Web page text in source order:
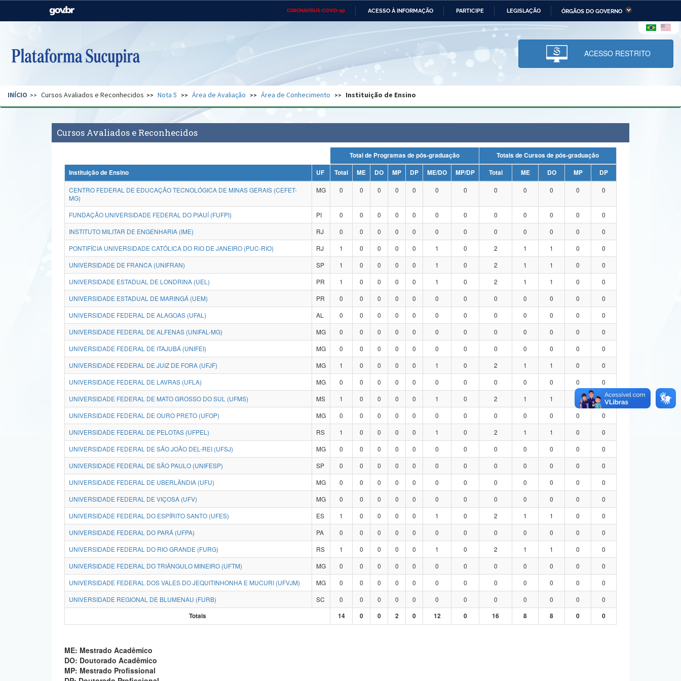
CORONAVÍRUS (COVID-19) ACESSO À INFORMAÇÃO PARTICIPE LEGISLAÇÃO ÓRGÃOS DO GOVERNO
Casa Civil Ministério das Relações Ministério da Economia Ministério da Infraestrutura
Pecuária e Abastecimento
Ministério da Ciência,
Tecnologia, Inovações e
Comunicações
Ministério do Desenvolvimento
Regional e dos Direitos Humanos
Secretaria de Governo Gabinete de Segurança Advocacia-Geral da União Banco Central do Brasil Planalto
ACESSO RESTRITO
INÍCIO Cursos Avaliados e Reconhecidos Nota 5 Área de Avaliação Área de Conhecimento Instituição de Ensino
Cursos Avaliados e Reconhecidos
Total de Programas de pós-graduação
Totais de Cursos de pós-graduação
Instituição de Ensino
UF Total ME DO MP DP ME/DO MP/DP Total ME DO MP
DP
CENTRO FEDERAL DE EDUCAÇÃO TECNOLÓGICA DE MINAS GERAIS (CEFET-
MG)
MG 0 0 0 0 0 0 0 0 0 0 0 0
FUNDAÇÃO UNIVERSIDADE FEDERAL DO PIAUÍ (FUFPI) PI 0 0 0 0 0 0 0 0 0 0 0
0
INSTITUTO MILITAR DE ENGENHARIA (IME)
RJ 0 0 0 0 0 0 0 0 0 0 0
0
PONTIFÍCIA UNIVERSIDADE CATÓLICA DO RIO DE JANEIRO (PUC-RIO)
RJ 1 0 0 0 0 1 0 2 1 1 0
0
UNIVERSIDADE DE FRANCA (UNIFRAN)
SP 1 0 0 0 0 1 0 2 1 1 0
0
UNIVERSIDADE ESTADUAL DE LONDRINA (UEL)
PR 1 0 0 0 0 1 0 2 1 1 0
0
UNIVERSIDADE ESTADUAL DE MARINGÁ (UEM)
PR 0 0 0 0 0 0 0 0 0 0 0
0
UNIVERSIDADE FEDERAL DE ALAGOAS (UFAL)
AL 0 0 0 0 0 0 0 0 0 0 0
0
UNIVERSIDADE FEDERAL DE ALFENAS (UNIFAL-MG)
MG 0 0 0 0 0 0 0 0 0 0 0
0
UNIVERSIDADE FEDERAL DE ITAJUBÁ (UNIFEI)
MG 0 0 0 0 0 0 0 0 0 0 0
0
UNIVERSIDADE FEDERAL DE JUIZ DE FORA (UFJF)
MG 1 0 0 0 0 1 0 2 1 1 0
0
UNIVERSIDADE FEDERAL DE LAVRAS (UFLA)
MG 0 0 0 0 0 0 0 0 0 0 0
0
UNIVERSIDADE FEDERAL DE MATO GROSSO DO SUL (UFMS)
MS 1 0 0 0 0 1 0 2 1 1
0
UNIVERSIDADE FEDERAL DE OURO PRETO (UFOP)
MG 0 0 0 0 0 0 0 0 0 0 0
0
UNIVERSIDADE FEDERAL DE PELOTAS (UFPEL)
RS 1 0 0 0 0 1 0 2 1 1 0
0
UNIVERSIDADE FEDERAL DE SÃO JOÃO DEL-REI (UFSJ)
MG 0 0 0 0 0 0 0 0 0 0 0
0
UNIVERSIDADE FEDERAL DE SÃO PAULO (UNIFESP)
SP 0 0 0 0 0 0 0 0 0 0 0
0
UNIVERSIDADE FEDERAL DE UBERLÂNDIA (UFU)
MG 0 0 0 0 0 0 0 0 0 0 0
0
UNIVERSIDADE FEDERAL DE VIÇOSA (UFV)
MG 0 0 0 0 0 0 0 0 0 0 0
0
UNIVERSIDADE FEDERAL DO ESPÍRITO SANTO (UFES)
ES 1 0 0 0 0 1 0 2 1 1 0
0
UNIVERSIDADE FEDERAL DO PARÁ (UFPA)
PA 0 0 0 0 0 0 0 0 0 0 0
0
UNIVERSIDADE FEDERAL DO RIO GRANDE (FURG)
RS 1 0 0 0 0 1 0 2 1 1 0
0
UNIVERSIDADE FEDERAL DO TRIÂNGULO MINEIRO (UFTM)
MG 0 0 0 0 0 0 0 0 0 0 0
0
UNIVERSIDADE FEDERAL DOS VALES DO JEQUITINHONHA E MUCURI (UFVJM)
MG 0 0 0 0 0 0 0 0 0 0 0
0
UNIVERSIDADE REGIONAL DE BLUMENAU (FURB)
SC 0 0 0 0 0 0 0 0 0 0 0
0
Totais
14 0 0 2 0 12 0 16 8 8 0 0
ME: Mestrado Acadêmico
DO: Doutorado Acadêmico
MP: Mestrado Profissional